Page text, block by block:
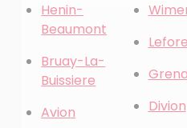
Henin-
Beaumont
Bruay-La-
Buissiere
Avion
Divion